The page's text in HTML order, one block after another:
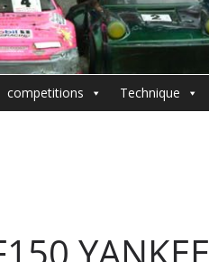
competitions Technique